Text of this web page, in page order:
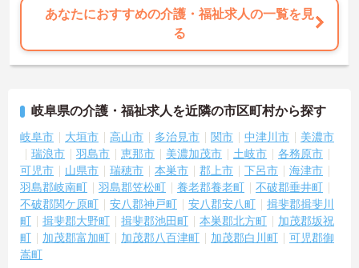
あなたにおすすめの介護・福祉求人の一覧を見
る
岐阜県の介護・福祉求人を近隣の市区町村から探す
岐阜市 大垣市 高山市 多治見市 関市 中津川市
美濃市
瑞浪市
羽島市 恵那市 美濃加茂市 土岐市
各務原市
可児市
山県市 瑞穂市 本巣市 郡上市 下呂市
海津市
羽島郡岐南町
羽島郡笠松町 養老郡養老町
不破郡垂井町
不破郡関ケ原町
安八郡神戸町 安八郡安八町
揖斐郡揖斐川
町
揖斐郡大野町 揖斐郡池田町 本巣郡北方町
加茂郡坂祝
町
加茂郡富加町 加茂郡八百津町 加茂郡白川町
可児郡御
嵩町